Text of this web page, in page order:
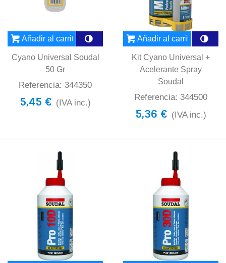
Añadir al carrito
Cyano Universal Soudal
50 Gr
Referencia: 344350
5,45 € (IVA inc.)
Añadir al carrito
Kit Cyano Universal +
Acelerante Spray
Soudal
Referencia: 344500
5,36 € (IVA inc.)